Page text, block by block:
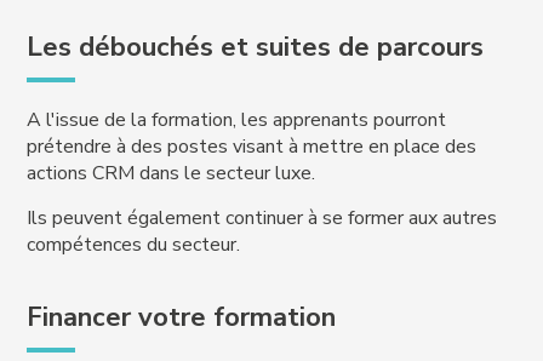
Les débouchés et suites de parcours
A l'issue de la formation, les apprenants pourront
prétendre à des postes visant à mettre en place des
actions CRM dans le secteur luxe.
Ils peuvent également continuer à se former aux autres
compétences du secteur.
Financer votre formation